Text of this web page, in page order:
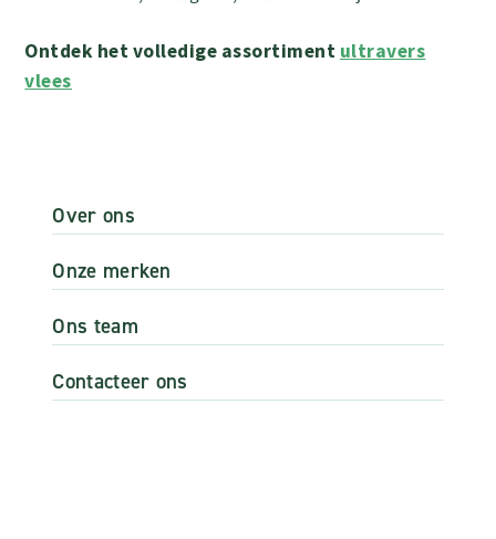
Over ons
Onze merken
Ons team
Contacteer ons
Ontdek het volledige assortiment ultravers
vlees